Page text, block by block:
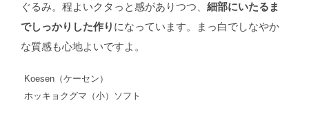
ぐるみ。程よいクタっと感がありつつ、 細部にいたるま
でしっかりした作り になっています。まっ白でしなやか
な質感も心地よいですよ。
Koesen（ケーセン）
ホッキョクグマ（小）ソフト